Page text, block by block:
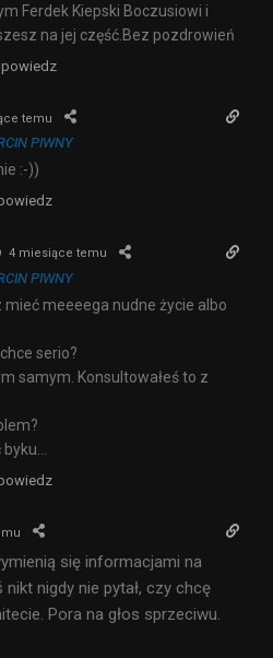
Ferdek Kiepski Boczusiowi i
na jej część.Bez pozdrowień
temu
PIWNY
:-))
4 miesiące temu
PIWNY
meeeega nudne życie albo
serio?
samym. Konsultowałeś to z
się informacjami na
nigdy nie pytał, czy chcę
Pora na głos sprzeciwu.